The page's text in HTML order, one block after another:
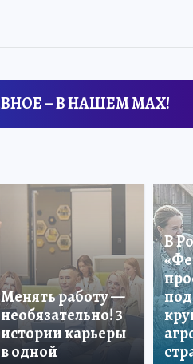
– В НАШЕМ MAX!
Менять работу —
необязательно! 3
истории карьеры
в одной
В